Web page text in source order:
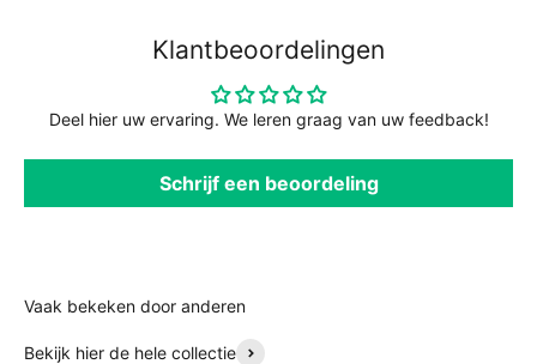
Klantbeoordelingen
Deel hier uw ervaring. We leren graag van uw feedback!
Schrijf een beoordeling
Bekijk hier de hele collectie